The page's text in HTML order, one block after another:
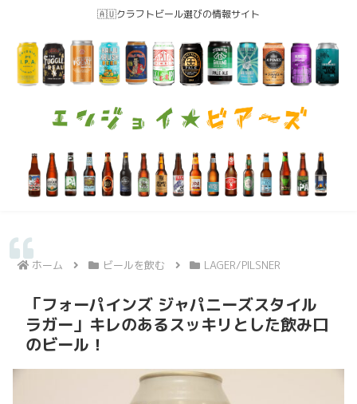
🇦🇺クラフトビール選びの情報サイト
ホーム ビールを飲む LAGER/PILSNER
「フォーパインズ ジャパニーズスタイル
ラガー」キレのあるスッキリとした飲み口
のビール！